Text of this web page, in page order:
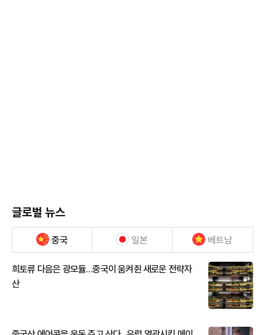
글로벌 뉴스
중국 일본 베트남
희토류 다음은 광모듈…중국이 움켜쥔 새로운 전략자
산